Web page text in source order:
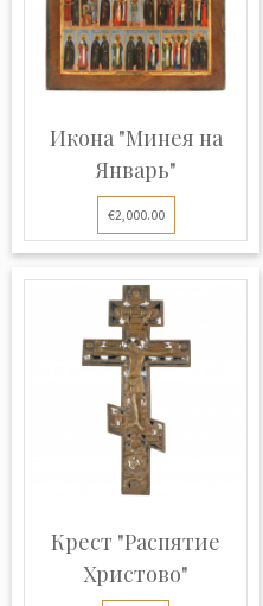
Икона "Минея на
Январь"
€2,000.00
Крест "Распятие
Христово"